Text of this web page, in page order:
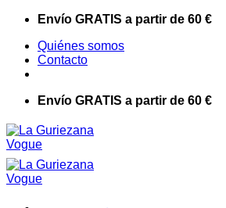
Saltar
contenido
Envío GRATIS a partir de 60 €
Quiénes somos
Contacto
Envío GRATIS a partir de 60 €